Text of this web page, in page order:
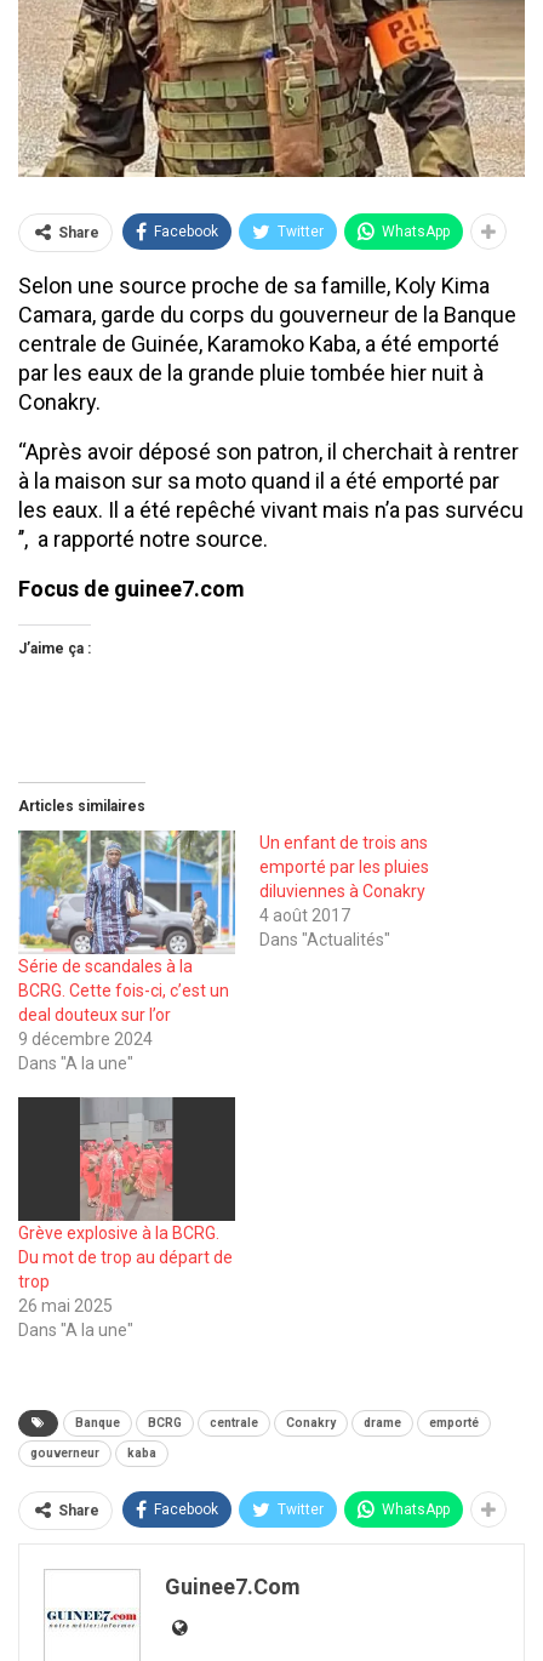
Share Facebook Twitter WhatsApp
Selon une source proche de sa famille, Koly Kima
Camara, garde du corps du gouverneur de la Banque
centrale de Guinée, Karamoko Kaba, a été emporté
par les eaux de la grande pluie tombée hier nuit à
Conakry.
‘‘Après avoir déposé son patron, il cherchait à rentrer
à la maison sur sa moto quand il a été emporté par
les eaux. Il a été repêché vivant mais n’a pas survécu
’’, a rapporté notre source.
Focus de guinee7.com
J’aime ça :
Articles similaires
Série de scandales à la
BCRG. Cette fois-ci, c’est un
deal douteux sur l’or
9 décembre 2024
Dans "A la une"
Un enfant de trois ans
emporté par les pluies
diluviennes à Conakry
4 août 2017
Dans "Actualités"
Grève explosive à la BCRG.
Du mot de trop au départ de
trop
26 mai 2025
Dans "A la une"
Banque BCRG centrale Conakry drame emporté
gouverneur kaba
Share Facebook Twitter WhatsApp
Guinee7.com